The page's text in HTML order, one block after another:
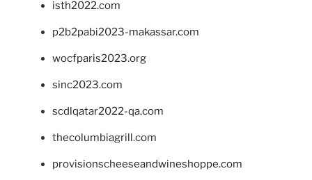
isth2022.com
p2b2pabi2023-makassar.com
wocfparis2023.org
sinc2023.com
scdlqatar2022-qa.com
thecolumbiagrill.com
provisionscheeseandwineshoppe.com